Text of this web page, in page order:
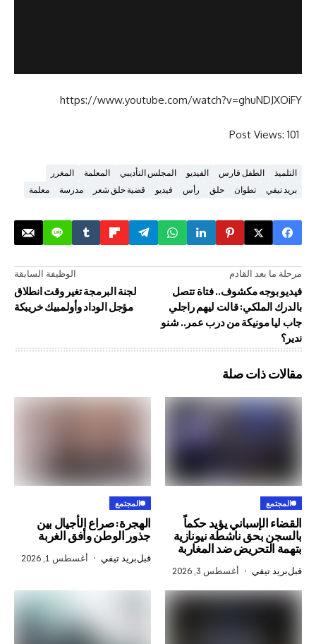
https://www.youtube.com/
Post
فارس الفيديو المجلس التأديبي المعلمة
المغرر
تطوان
حلق رأس فيديو قضية حلق شعر مدرسة معلمة
الوظيفة السابقة
لجنة البرمجة تغير وقت انطلاق
مؤجل الوداد وأولمبيك خريبكة
القادم
مكشوف.. فتاة تتصل
قالت ليهم راجلي
من درب عمر.. شنو
صلة
يؤيد حكماً
ناشطة نيونازية
ضد المغاربة
أغسطس 3, 2026
الهجرة: صراع الأجيال بين
جذور الوطن وأفق الغربة
قبلبريد تيفي أغسطس 1, 2026